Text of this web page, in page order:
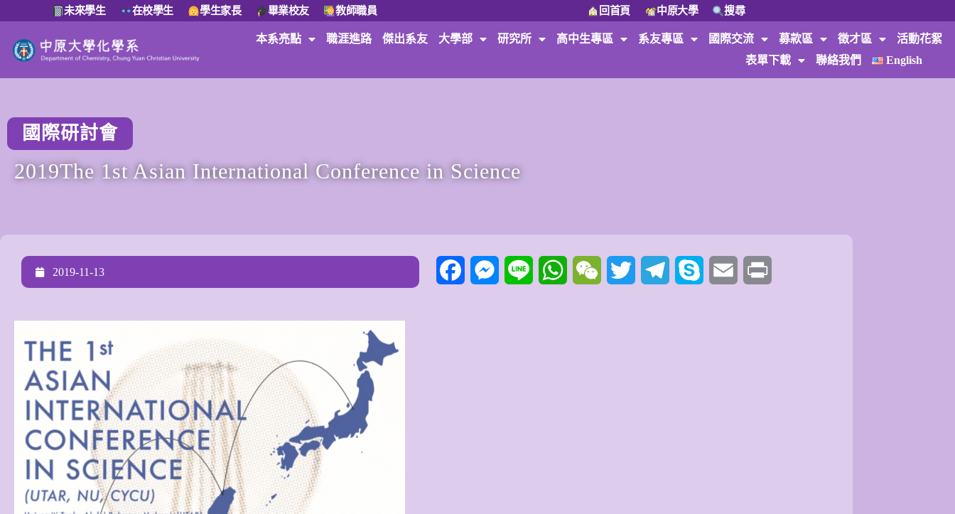
未來學生 在校學生 學生家長 畢業校友 教師職員 回首頁 中原大學 搜尋
本系亮點 職涯進路 傑出系友 大學部 研究所 高中生專區 系友專區 國際交流 募款區 徵才區
活動花絮
表單下載
聯絡我們 English
國際研討會
2019The 1st Asian International Conference in Science
2019-11-13 FacebookMessengerLine WhatsAppWeChat Twitter Telegram Skype Email